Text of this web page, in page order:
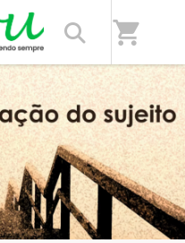
shopping_cart